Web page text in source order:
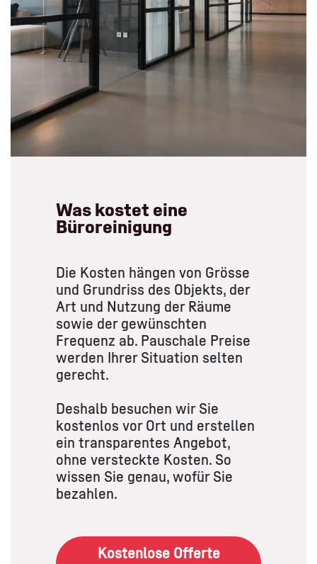
Was kostet eine
Büroreinigung
Die Kosten hängen von Grösse
und Grundriss des Objekts, der
Art und Nutzung der Räume
sowie der gewünschten
Frequenz ab. Pauschale Preise
werden Ihrer Situation selten
gerecht.
Deshalb besuchen wir Sie
kostenlos vor Ort und erstellen
ein transparentes Angebot,
ohne versteckte Kosten. So
wissen Sie genau, wofür Sie
bezahlen.
Kostenlose Offerte